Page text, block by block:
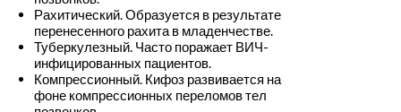
Рахитический. Образуется в результате
перенесенного рахита в младенчестве.
Туберкулезный. Часто поражает ВИЧ-
инфицированных пациентов.
Компрессионный. Кифоз развивается на
фоне компрессионных переломов тел